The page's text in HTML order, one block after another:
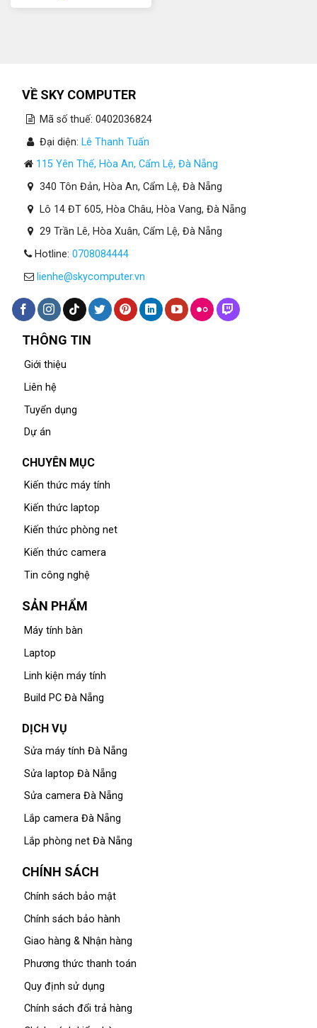
VỀ SKY COMPUTER
Mã số thuế: 0402036824
Đại diện: Lê Thanh Tuấn
115 Yên Thế, Hòa An, Cẩm Lệ, Đà Nẵng
340 Tôn Đản, Hòa An, Cẩm Lệ, Đà Nẵng
Lô 14 ĐT 605, Hòa Châu, Hòa Vang, Đà Nẵng
29 Trần Lê, Hòa Xuân, Cẩm Lệ, Đà Nẵng
Hotline: 0708084444
lienhe@skycomputer.vn
THÔNG TIN
Giới thiệu
Liên hệ
Tuyển dụng
Dự án
CHUYÊN MỤC
Kiến thức máy tính
Kiến thức laptop
Kiến thức phòng net
Kiến thức camera
Tin công nghệ
SẢN PHẨM
Máy tính bàn
Laptop
Linh kiện máy tính
Build PC Đà Nẵng
DỊCH VỤ
Sửa máy tính Đà Nẵng
Sửa laptop Đà Nẵng
Sửa camera Đà Nẵng
Lắp camera Đà Nẵng
Lắp phòng net Đà Nẵng
CHÍNH SÁCH
Chính sách bảo mật
Chính sách bảo hành
Giao hàng & Nhận hàng
Phương thức thanh toán
Quy định sử dụng
Chính sách đổi trả hàng